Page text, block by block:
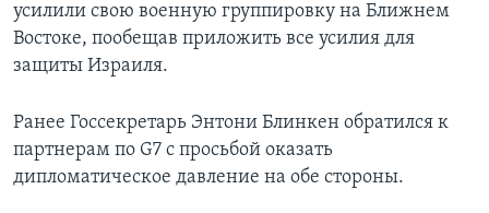
усилили свою военную группировку на Ближнем
Востоке, пообещав приложить все усилия для
защиты Израиля.
Ранее Госсекретарь Энтони Блинкен обратился к
партнерам по G7 с просьбой оказать
дипломатическое давление на обе стороны.